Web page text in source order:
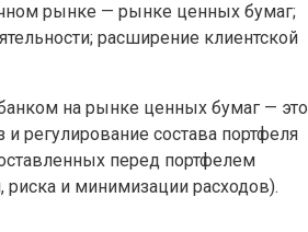
рынке — рынке ценных бумаг;
расширение клиентской
на рынке ценных бумаг — это
регулирование состава портфеля
перед портфелем
риска и минимизации расходов).